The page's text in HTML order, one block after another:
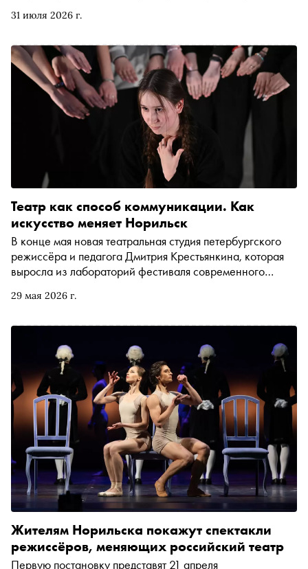
31 июля 2026 г.
одними лишь этими событиями. Чем живёт город вне
29 мая 2026 г.
Театр как способ коммуникации. Как
искусство меняет Норильск
В конце мая новая театральная студия петербургского
режиссёра и педагога Дмитрия Крестьянкина, которая
выросла из лабораторий фестиваля современного
первый эскиз спектакля. Это событие стало одним из
Норильска. Как театральные практики трансформируют
городскую среду и влияют на их участников и зрителей
— в спецпроекте «Норильск — как среда для
творчества»
Жителям Норильска покажут спектакли
режиссёров, меняющих российский театр
Первую постановку представят 21 апреля